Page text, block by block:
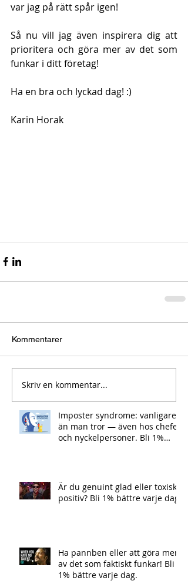
var jag på rätt spår igen!
Så nu vill jag även inspirera dig att
prioritera och göra mer av det som
funkar i ditt företag!
Ha en bra och lyckad dag! :)
Karin Horak
Kommentarer
Skriv en kommentar...
Imposter syndrome: vanligare
än man tror — även hos chefer
och nyckelpersoner. Bli 1%
Är du genuint glad eller toxiskt
positiv? Bli 1% bättre varje dag
Ha pannben eller att göra mer
av det som faktiskt funkar! Bli
1% bättre varje dag.